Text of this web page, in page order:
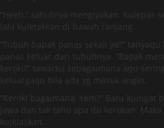
“Heeh,” sahutnya mengiyakan. Kulepas
lalu kuletakkan di bawah ranjang.
“Tubuh bapak panas sekali ya?” tanyaqu
panas keluar dari tubuhnya. “Bapak
keroki?” tawarku sebagaimana aqu
keluargaqu bila ada yg masuk angin.
“Keroki bagaimana, Yem?” Baru kuingat
Jawa dan tak tahu apa itu kerokan.
kujelaskan.